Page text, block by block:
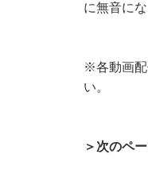
に無音に
※各動画配
い。
＞次のペ